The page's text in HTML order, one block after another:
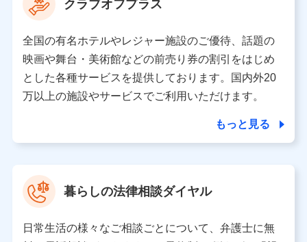
【当該個人データの管理について責任を有する者の名称・住
所・代表者名】
当該個人データを取り扱う各共同利用者（詳細は次のとお
り）
東京都千代田区永田町2丁目11番1号 山王パークタワー
株式会社NTTドコモ 代表取締役社長 前田 義晃
東京都中央区日本橋人形町2-14-10 アーバンネット日本橋
ビル 3F
※ 当社および株式会社NTTドコモは、お客さまの情報を利
データ憲章」に定める行動原則を順守します 。
クラブオフプラス
全国の有名ホテルやレジャー施設のご優待、話題の
映画や舞台・美術館などの前売り券の割引をはじめ
とした各種サービスを提供しております。国内外20
万以上の施設やサービスでご利用いただけます。
もっと見る
暮らしの法律相談ダイヤル
日常生活の様々なご相談ごとについて、弁護士に無